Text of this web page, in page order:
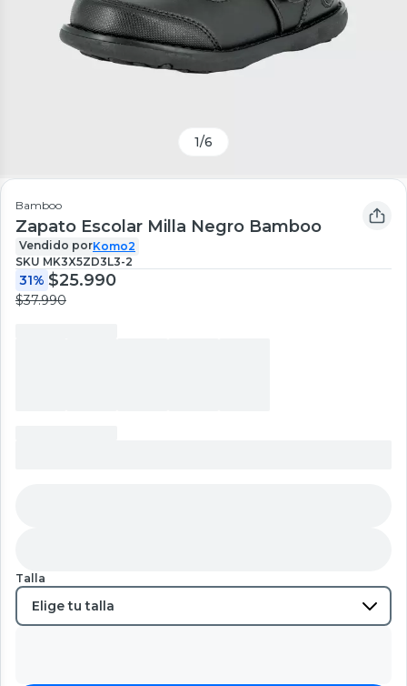
1/6
Bamboo
Zapato Escolar Milla Negro Bamboo
Vendido porKomo2
SKU MK3X5ZD3L3-2
31% $25.990
$37.990
Talla